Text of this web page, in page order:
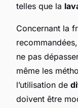
telles que la
Concernant la
ne pas
même les
l’utilisation de
doivent être